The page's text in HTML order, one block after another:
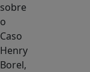
sobre
o
Caso
Henry
Borel,